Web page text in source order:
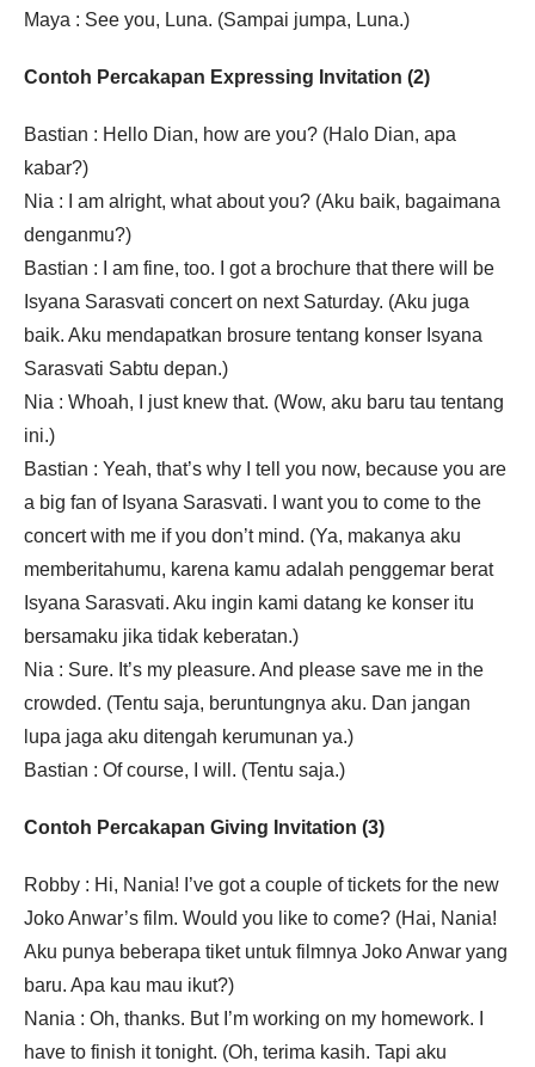
Maya : See you, Luna. (Sampai jumpa, Luna.)
Contoh Percakapan Expressing Invitation (2)
Bastian : Hello Dian, how are you? (Halo Dian, apa
kabar?)
Nia : I am alright, what about you? (Aku baik, bagaimana
denganmu?)
Bastian : I am fine, too. I got a brochure that there will be
Isyana Sarasvati concert on next Saturday. (Aku juga
baik. Aku mendapatkan brosure tentang konser Isyana
Sarasvati Sabtu depan.)
Nia : Whoah, I just knew that. (Wow, aku baru tau tentang
ini.)
Bastian : Yeah, that’s why I tell you now, because you are
a big fan of Isyana Sarasvati. I want you to come to the
concert with me if you don’t mind. (Ya, makanya aku
memberitahumu, karena kamu adalah penggemar berat
Isyana Sarasvati. Aku ingin kami datang ke konser itu
bersamaku jika tidak keberatan.)
Nia : Sure. It’s my pleasure. And please save me in the
crowded. (Tentu saja, beruntungnya aku. Dan jangan
lupa jaga aku ditengah kerumunan ya.)
Bastian : Of course, I will. (Tentu saja.)
Contoh Percakapan Giving Invitation (3)
Robby : Hi, Nania! I’ve got a couple of tickets for the new
Joko Anwar’s film. Would you like to come? (Hai, Nania!
Aku punya beberapa tiket untuk filmnya Joko Anwar yang
baru. Apa kau mau ikut?)
Nania : Oh, thanks. But I’m working on my homework. I
have to finish it tonight. (Oh, terima kasih. Tapi aku